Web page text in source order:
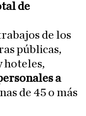
de
de los
públicas,
hoteles,
a
de 45 o más